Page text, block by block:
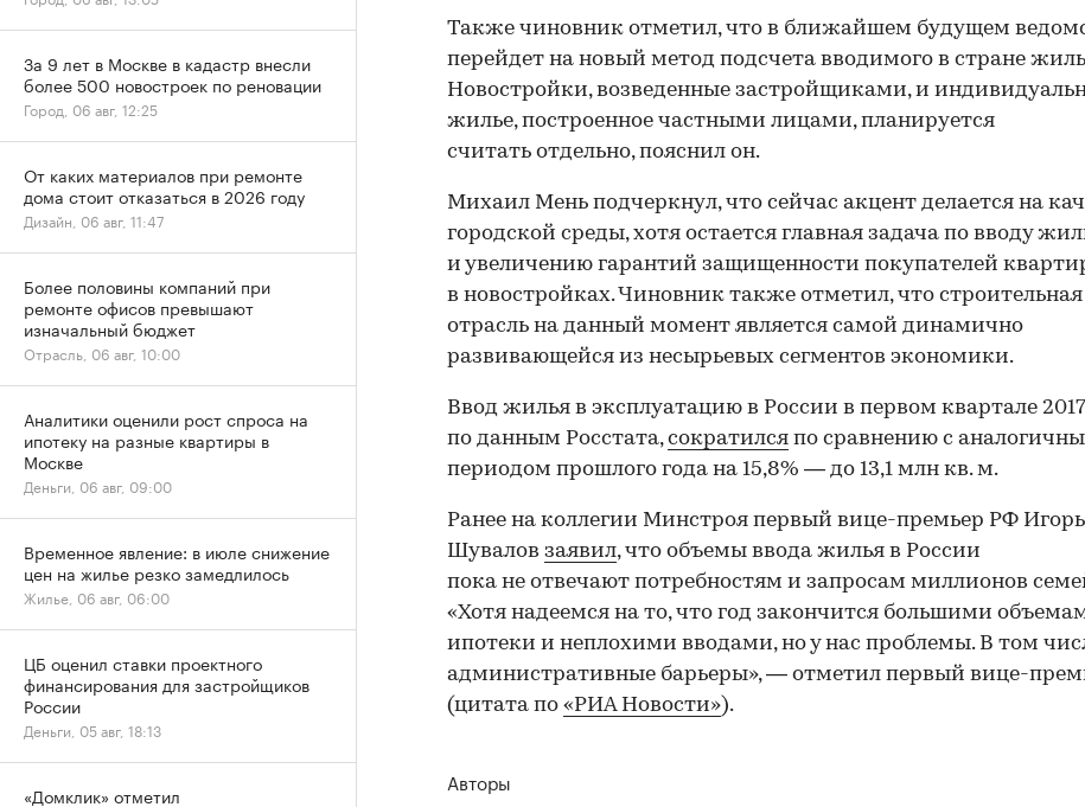
Также чиновник отметил, что в ближайшем будущем
перейдет на новый метод подсчета вводимого в стране
Новостройки, возведенные застройщиками, и
жилье, построенное частными лицами, планируется
считать отдельно, пояснил он.
Михаил Мень подчеркнул, что сейчас акцент делается на
городской среды, хотя остается главная задача по вводу
и увеличению гарантий защищенности покупателей
в новостройках. Чиновник также отметил, что строительная
отрасль на данный момент является самой динамично
развивающейся из несырьевых сегментов экономики.
Ввод жилья в эксплуатацию в России в первом квартале
по данным Росстата,сократился по сравнению с
периодом прошлого года на 15,8% — до 13,1 млн кв. м.
Ранее на коллегии Минстроя первый вице-премьер РФ Игорь
Шувалов заявил, что объемы ввода жилья в России
пока не отвечают потребностям и запросам миллионов
«Хотя надеемся на то, что год закончится большими
ипотеки и неплохими вводами, но у нас проблемы. В том
административные барьеры», — отметил первый вице-
(цитата по «РИА Новости»).
Авторы
За 9 лет в Москве в кадастр внесли
более 500 новостроек по реновации
Город, 06 авг, 12:25
От каких материалов при ремонте
дома стоит отказаться в 2026 году
Дизайн, 06 авг, 11:47
Более половины компаний при
ремонте офисов превышают
изначальный бюджет
Отрасль, 06 авг, 10:00
Аналитики оценили рост спроса на
ипотеку на разные квартиры в
Москве
Деньги, 06 авг, 09:00
Временное явление: в июле снижение
цен на жилье резко замедлилось
Жилье, 06 авг, 06:00
ЦБ оценил ставки проектного
финансирования для застройщиков
России
Деньги, 05 авг, 18:13
«Домклик» отметил